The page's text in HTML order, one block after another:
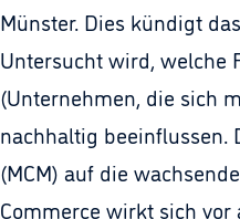
Münster. Dies kündigt
Untersucht wird, welche
(Unternehmen, die sich
nachhaltig beeinflussen.
(MCM) auf die
Commerce wirkt sich